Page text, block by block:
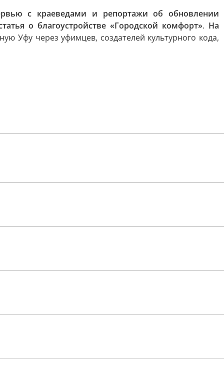
с краеведами и репортажи об обновлении
о благоустройстве «Городской комфорт». На
Уфу через уфимцев, создателей культурного кода,